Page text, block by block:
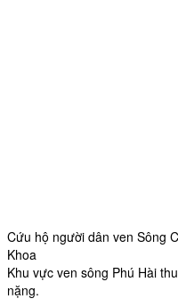
Cứu hộ người dân ven Sông
Khoa
Khu vực ven sông Phú Hài
nặng.